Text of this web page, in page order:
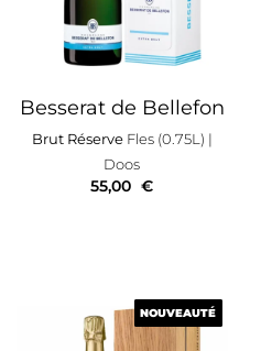
Besserat de Bellefon
Brut Réserve Fles (0.75L) |
Doos
55,00 €
NOUVEAUTÉ
NOUVEAUTÉ